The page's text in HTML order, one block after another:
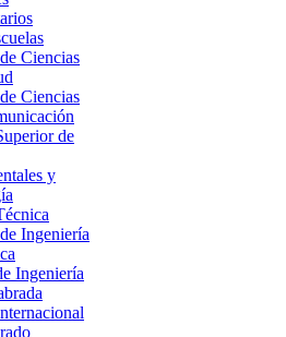
Ciencias
Ciencias
de
y
Ingeniería
Ingeniería